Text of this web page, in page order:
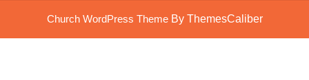
Church WordPress ThemeBy ThemesCaliber